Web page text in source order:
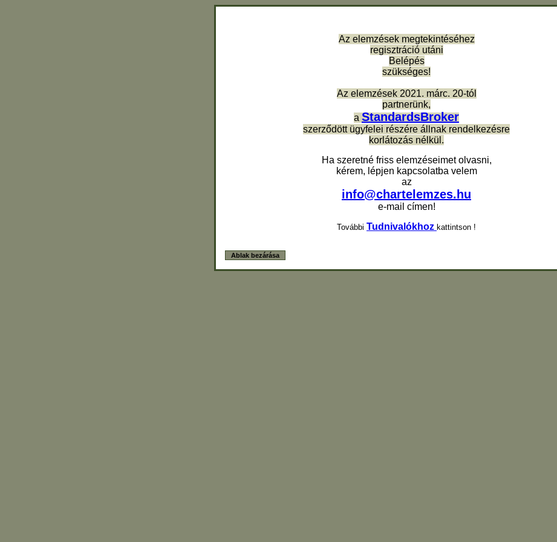
Az elemzések megtekintéséhez
regisztráció utáni
Belépés
szükséges!
Az elemzések 2021. márc. 20-tól
partnerünk,
a StandardsBroker
szerződött ügyfelei részére állnak rendelkezésre
korlátozás nélkül.
Ha szeretné friss elemzéseimet olvasni,
kérem, lépjen kapcsolatba velem
az
info@chartelemzes.hu
e-mail címen!
További Tudnivalókhoz kattintson !